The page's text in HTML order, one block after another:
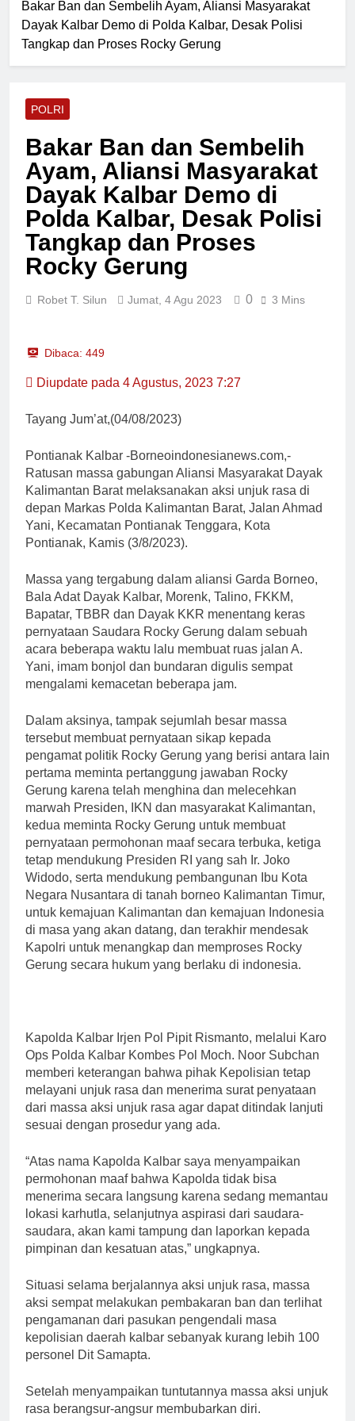
Ketahanan Pangan
Nasional
Razia Gabungan Lapas
Pasir Pangaraian dan TNI
Sita Barang Terlarang di
23 Jam Lalu
Perkuat Sinergi Dewan
Hampir Dua Kilogram
Narkotika Jenis Sabu
23 Jam Lalu
Kecelakaan Maut di Tol
Sergai, Seorang
Penumpang Avanza
Selasa, 4 Agu 2026
Bakar Ban dan Sembelih Ayam, Aliansi Masyarakat
Dayak Kalbar Demo di Polda Kalbar, Desak Polisi
Tangkap dan Proses Rocky Gerung
POLRI
Bakar Ban dan Sembelih
Ayam, Aliansi Masyarakat
Dayak Kalbar Demo di
Polda Kalbar, Desak Polisi
Tangkap dan Proses
Rocky Gerung
Robet T. Silun Jumat, 4 Agu 2023 0 3 Mins
Dibaca: 449
Diupdate pada 4 Agustus, 2023 7:27
Tayang Jum’at,(04/08/2023)
Pontianak Kalbar -Borneoindonesianews.com,-
Ratusan massa gabungan Aliansi Masyarakat Dayak
Kalimantan Barat melaksanakan aksi unjuk rasa di
depan Markas Polda Kalimantan Barat, Jalan Ahmad
Yani, Kecamatan Pontianak Tenggara, Kota
Pontianak, Kamis (3/8/2023).
Massa yang tergabung dalam aliansi Garda Borneo,
Bala Adat Dayak Kalbar, Morenk, Talino, FKKM,
Bapatar, TBBR dan Dayak KKR menentang keras
pernyataan Saudara Rocky Gerung dalam sebuah
acara beberapa waktu lalu membuat ruas jalan A.
Yani, imam bonjol dan bundaran digulis sempat
mengalami kemacetan beberapa jam.
Dalam aksinya, tampak sejumlah besar massa
tersebut membuat pernyataan sikap kepada
pengamat politik Rocky Gerung yang berisi antara lain
pertama meminta pertanggung jawaban Rocky
Gerung karena telah menghina dan melecehkan
marwah Presiden, IKN dan masyarakat Kalimantan,
kedua meminta Rocky Gerung untuk membuat
pernyataan permohonan maaf secara terbuka, ketiga
tetap mendukung Presiden RI yang sah Ir. Joko
Widodo, serta mendukung pembangunan Ibu Kota
Negara Nusantara di tanah borneo Kalimantan Timur,
untuk kemajuan Kalimantan dan kemajuan Indonesia
di masa yang akan datang, dan terakhir mendesak
Kapolri untuk menangkap dan memproses Rocky
Gerung secara hukum yang berlaku di indonesia.
Kapolda Kalbar Irjen Pol Pipit Rismanto, melalui Karo
Ops Polda Kalbar Kombes Pol Moch. Noor Subchan
memberi keterangan bahwa pihak Kepolisian tetap
melayani unjuk rasa dan menerima surat penyataan
dari massa aksi unjuk rasa agar dapat ditindak lanjuti
sesuai dengan prosedur yang ada.
“Atas nama Kapolda Kalbar saya menyampaikan
permohonan maaf bahwa Kapolda tidak bisa
menerima secara langsung karena sedang memantau
lokasi karhutla, selanjutnya aspirasi dari saudara-
saudara, akan kami tampung dan laporkan kepada
pimpinan dan kesatuan atas,” ungkapnya.
Situasi selama berjalannya aksi unjuk rasa, massa
aksi sempat melakukan pembakaran ban dan terlihat
pengamanan dari pasukan pengendali masa
kepolisian daerah kalbar sebanyak kurang lebih 100
personel Dit Samapta.
Setelah menyampaikan tuntutannya massa aksi unjuk
rasa berangsur-angsur membubarkan diri.